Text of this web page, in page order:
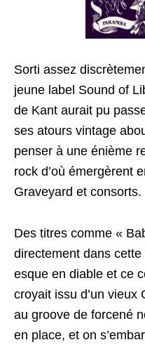
Sorti assez
jeune label Sound of
de Kant aurait pu
ses atours vintage
penser à une énième
rock d’où émergèrent
Graveyard et consorts.
Des titres comme «
directement dans
esque en diable et ce
croyait issu d’un vieux
au groove de forcené
en place, et on